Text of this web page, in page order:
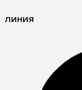
линия